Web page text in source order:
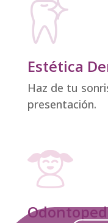
Estética
Haz de tu
presentación.